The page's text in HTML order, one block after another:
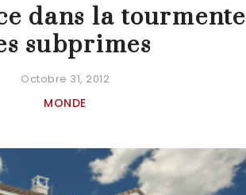
dans la tourmente
subprimes
Octobre 31, 2012
MONDE